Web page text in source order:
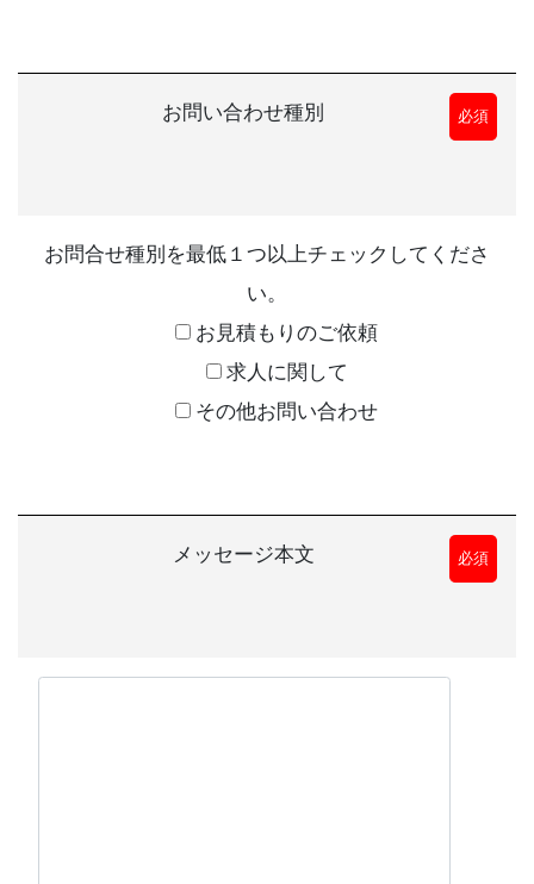
お問い合わせ種別 必須
お問合せ種別を最低１つ以上チェックしてくださ
い。
お見積もりのご依頼
求人に関して
その他お問い合わせ
メッセージ本文 必須